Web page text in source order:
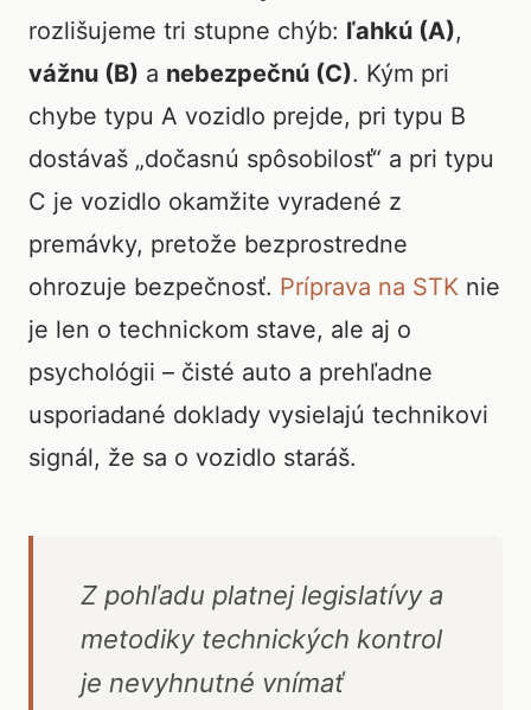
rozlišujeme tri stupne chýb: ľahkú (A),
vážnu (B) a nebezpečnú (C). Kým pri
chybe typu A vozidlo prejde, pri typu B
dostávaš „dočasnú spôsobilosť“ a pri typu
C je vozidlo okamžite vyradené z
premávky, pretože bezprostredne
ohrozuje bezpečnosť. Príprava na STK nie
je len o technickom stave, ale aj o
psychológii – čisté auto a prehľadne
usporiadané doklady vysielajú technikovi
signál, že sa o vozidlo staráš.
Z pohľadu platnej legislatívy a
metodiky technických kontrol
je nevyhnutné vnímať